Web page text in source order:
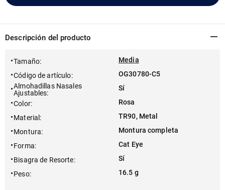
Descripción del producto
Tamaño:
Media
Código de artículo:
OG30780-C5
Almohadillas Nasales
Ajustables:
Sí
Color:
Rosa
Material :
TR90, Metal
Montura:
Montura completa
Forma:
Cat Eye
Bisagra de Resorte:
Sí
Peso: 16.5 g